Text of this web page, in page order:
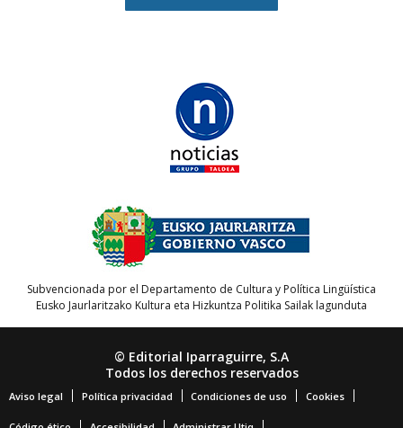
Subvencionada por el Departamento de Cultura y Política Lingüística
Eusko Jaurlaritzako Kultura eta Hizkuntza Politika Sailak lagunduta
© Editorial Iparraguirre, S.A
Todos los derechos reservados
Aviso legal Política privacidad Condiciones de uso Cookies